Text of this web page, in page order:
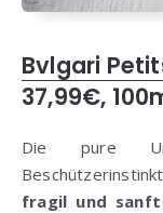
Bvlgari
37,99€,
Die pure
fragil und sanft